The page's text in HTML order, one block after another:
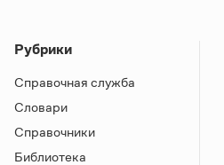
Рубрики
Справочная служба
Словари
Справочники
Библиотека